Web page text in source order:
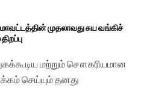
முதலாவது சுய வங்கிச்
மற்றும் சௌகரியமான
செய்யும் தனது